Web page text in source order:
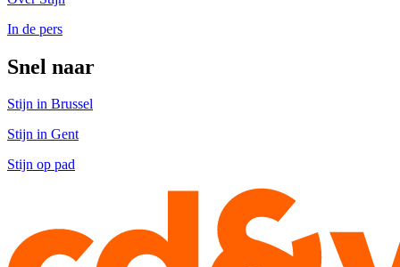
In de pers
Snel naar
Stijn in Brussel
Stijn in Gent
Stijn op pad